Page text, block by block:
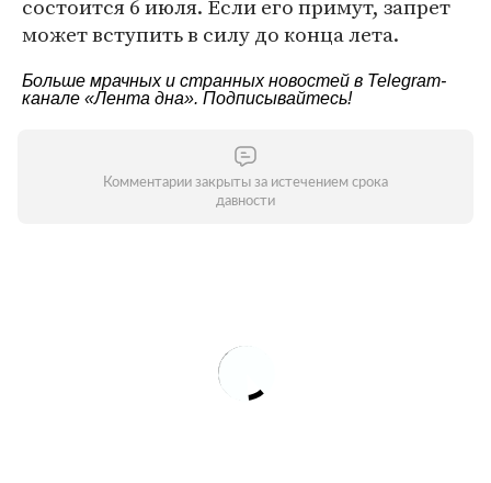
состоится 6 июля. Если его примут, запрет
может вступить в силу до конца лета.
Больше мрачных и странных новостей в Telegram-
канале «Лента дна». Подписывайтесь!
Комментарии закрыты за истечением срока
давности